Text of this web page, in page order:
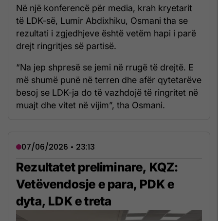
Në një konferencë për media, krah kryetarit
të LDK-së, Lumir Abdixhiku, Osmani tha se
rezultati i zgjedhjeve është vetëm hapi i parë
drejt ringritjes së partisë.
“Na jep shpresë se jemi në rrugë të drejtë. E
më shumë punë në terren dhe afër qytetarëve
besoj se LDK-ja do të vazhdojë të ringritet në
muajt dhe vitet në vijim”, tha Osmani.
07/06/2026 • 23:13
Rezultatet preliminare, KQZ:
Vetëvendosje e para, PDK e
dyta, LDK e treta